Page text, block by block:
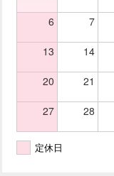
6 7
13 14
20 21
27 28
定休日